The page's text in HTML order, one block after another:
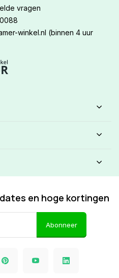
vragen
winkel.nl (binnen 4 uur
en hoge kortingen
Abonneer